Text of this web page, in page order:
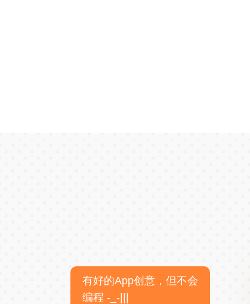
有好的App创意，但不会
编程 -_-|||